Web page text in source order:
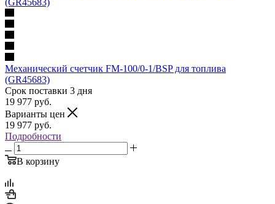
Механический счетчик FM-100/0-1/BSP для топлива
(GR45683)
Срок поставки 3 дня
19 977 руб.
Варианты цен
19 977 руб.
Подробности
В корзину